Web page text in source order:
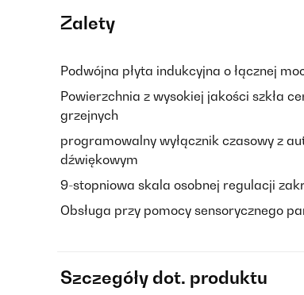
Zalety
Podwójna płyta indukcyjna o łącznej
Powierzchnia z wysokiej jakości szkła
grzejnych
programowalny wyłącznik czasowy z
dźwiękowym
9-stopniowa skala osobnej regulacji
Obsługa przy pomocy sensorycznego
Szczegóły dot. produktu